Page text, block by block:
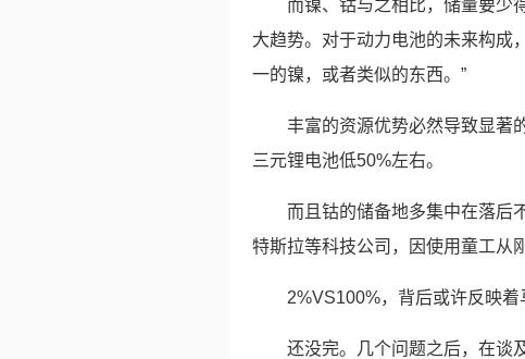
而镍、钴与之相比，储量要少
大趋势。对于动力电池的未来构成
一的镍，或者类似的东西。”
丰富的资源优势必然导致显著
三元锂电池低50%左右。
而且钴的储备地多集中在落后
特斯拉等科技公司，因使用童工从
2%VS100%，背后或许反映着
还没完。几个问题之后，在谈